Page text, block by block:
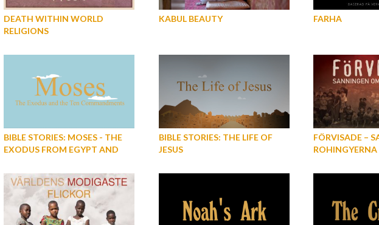
DEATH WITHIN WORLD
RELIGIONS
KABUL BEAUTY FARHA
BIBLE STORIES: MOSES - THE
EXODUS FROM EGYPT AND
BIBLE STORIES: THE LIFE OF
JESUS
FÖRVISADE –
ROHINGYERNA